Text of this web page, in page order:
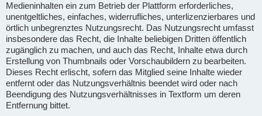
Medieninhalten ein zum Betrieb der Plattform erforderliches,
unentgeltliches, einfaches, widerrufliches, unterlizenzierbares und
örtlich unbegrenztes Nutzungsrecht. Das Nutzungsrecht umfasst
insbesondere das Recht, die Inhalte beliebigen Dritten öffentlich
zugänglich zu machen, und auch das Recht, Inhalte etwa durch
Erstellung von Thumbnails oder Vorschaubildern zu bearbeiten.
Dieses Recht erlischt, sofern das Mitglied seine Inhalte wieder
entfernt oder das Nutzungsverhältnis beendet wird oder nach
Beendigung des Nutzungsverhältnisses in Textform um deren
Entfernung bittet.